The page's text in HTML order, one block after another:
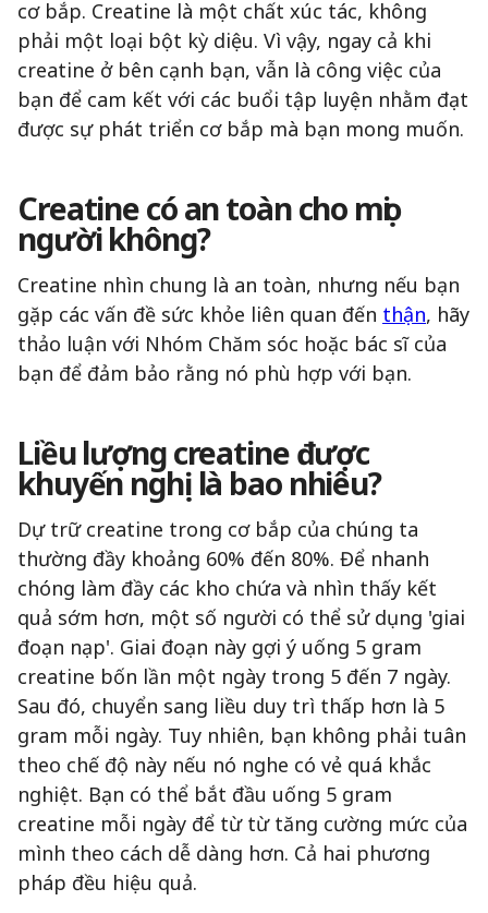
cơ bắp. Creatine là một chất xúc tác, không
phải một loại bột kỳ diệu. Vì vậy, ngay cả khi
creatine ở bên cạnh bạn, vẫn là công việc của
bạn để cam kết với các buổi tập luyện nhằm đạt
được sự phát triển cơ bắp mà bạn mong muốn.
Creatine có an toàn cho mọi
người không?
Creatine nhìn chung là an toàn, nhưng nếu bạn
gặp các vấn đề sức khỏe liên quan đến thận, hãy
thảo luận với Nhóm Chăm sóc hoặc bác sĩ của
bạn để đảm bảo rằng nó phù hợp với bạn.
Liều lượng creatine được
khuyến nghị là bao nhiêu?
Dự trữ creatine trong cơ bắp của chúng ta
thường đầy khoảng 60% đến 80%. Để nhanh
chóng làm đầy các kho chứa và nhìn thấy kết
quả sớm hơn, một số người có thể sử dụng 'giai
đoạn nạp'. Giai đoạn này gợi ý uống 5 gram
creatine bốn lần một ngày trong 5 đến 7 ngày.
Sau đó, chuyển sang liều duy trì thấp hơn là 5
gram mỗi ngày. Tuy nhiên, bạn không phải tuân
theo chế độ này nếu nó nghe có vẻ quá khắc
nghiệt. Bạn có thể bắt đầu uống 5 gram
creatine mỗi ngày để từ từ tăng cường mức của
mình theo cách dễ dàng hơn. Cả hai phương
pháp đều hiệu quả.